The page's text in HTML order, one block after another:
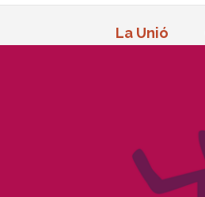
La Unió